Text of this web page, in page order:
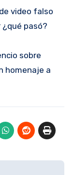
video falso
¿qué pasó?
sobre
homenaje a